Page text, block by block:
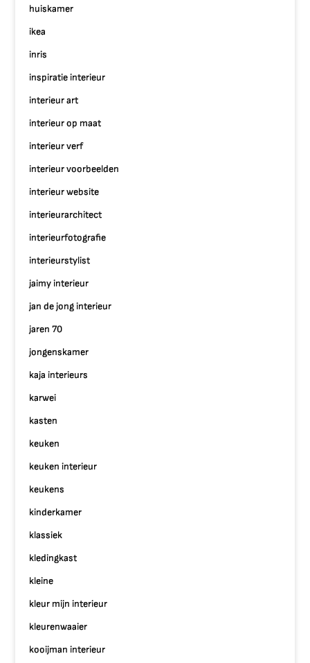
huiskamer
ikea
inris
inspiratie interieur
interieur art
interieur op maat
interieur verf
interieur voorbeelden
interieur website
interieurarchitect
interieurfotografie
interieurstylist
jaimy interieur
jan de jong interieur
jaren 70
jongenskamer
kaja interieurs
karwei
kasten
keuken
keuken interieur
keukens
kinderkamer
klassiek
kledingkast
kleine
kleur mijn interieur
kleurenwaaier
kooijman interieur